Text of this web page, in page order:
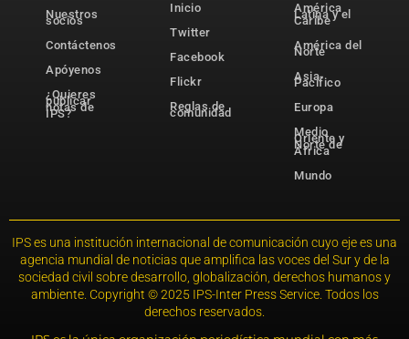
Nuestros
socios
Contáctenos
Apóyenos
¿Quieres
publicar
notas de
IPS?
Inicio
Twitter
Facebook
Flickr
Reglas de
comunidad
América
Latina y el
Caribe
América del
Norte
Asia-
Pacífico
Europa
Medio
Oriente y
Norte de
África
Mundo
IPS es una institución internacional de comunicación cuyo eje es una
agencia mundial de noticias que amplifica las voces del Sur y de la
sociedad civil sobre desarrollo, globalización, derechos humanos y
ambiente. Copyright © 2025 IPS-Inter Press Service. Todos los
derechos reservados.